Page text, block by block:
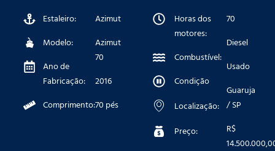
Estaleiro:
Modelo:
Ano de
Fabricação:
Comprimento:
Azimut
Azimut
70
2016
70 pés
Horas dos
motores:
Combustível:
Condição
Localização:
Preço:
70
Diesel
Usado
Guaruja
/ SP
R$